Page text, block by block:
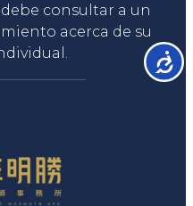
consultar a un
acerca de su